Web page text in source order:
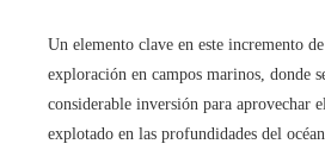
Un elemento clave en este incremento
exploración en campos marinos, donde
considerable inversión para aprovechar
explotado en las profundidades del